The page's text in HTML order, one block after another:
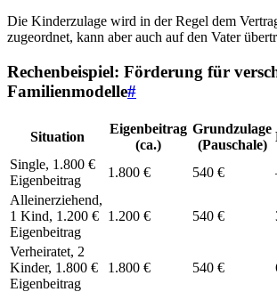
Die Kinderzulage wird in der Regel dem
zugeordnet, kann aber auch auf den Vater
Rechenbeispiel: Förderung für
Familienmodelle#
Situation
Eigenbeitrag
(ca.)
Grundzulage
(Pauschale)
Single, 1.800 €
Eigenbeitrag
1.800 € 540 €
Alleinerziehend,
1 Kind, 1.200 €
Eigenbeitrag
1.200 € 540 €
Verheiratet, 2
Kinder, 1.800 €
Eigenbeitrag
1.800 € 540 €